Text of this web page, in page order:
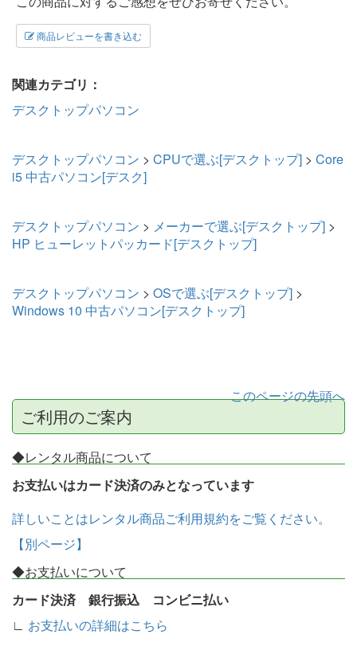
商品レビューを書き込む
関連カテゴリ：
デスクトップパソコン
デスクトップパソコン > CPUで選ぶ[デスクトップ] > Core
i5 中古パソコン[デスク]
デスクトップパソコン > メーカーで選ぶ[デスクトップ] >
HP ヒューレットパッカード[デスクトップ]
デスクトップパソコン > OSで選ぶ[デスクトップ] >
Windows 10 中古パソコン[デスクトップ]
このページの先頭へ
ご利用のご案内
◆レンタル商品について
お支払いはカード決済のみとなっています
詳しいことはレンタル商品ご利用規約をご覧ください。
【別ページ】
◆お支払いについて
カード決済 銀行振込 コンビニ払い
∟ お支払いの詳細はこちら